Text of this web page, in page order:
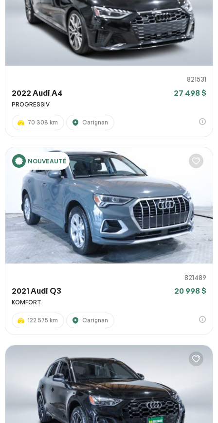
821531
2022 Audi A4 27 498 $
PROGRESSIV
70 308 km Carignan
NOUVEAUTÉ
821489
2021 Audi Q3 20 998 $
KOMFORT
122 575 km Carignan